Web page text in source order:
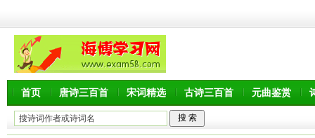
首页 唐诗三百首 宋词精选 古诗三百首 元曲鉴赏